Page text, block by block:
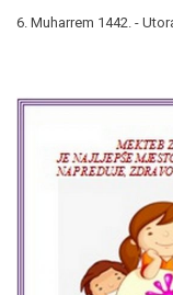
6. Muharrem 1442. -